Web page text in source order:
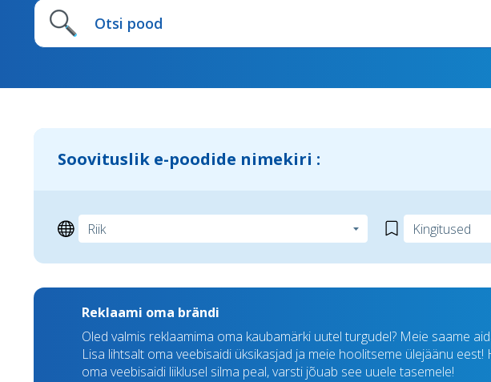
Soovituslik e-poodide nimekiri :
Reklaami oma brändi
Oled valmis reklaamima oma kaubamärki uutel turgudel? Meie saame
Lisa lihtsalt oma veebisaidi üksikasjad ja meie hoolitseme ülejäänu eest!
oma veebisaidi liiklusel silma peal, varsti jõuab see uuele tasemele!